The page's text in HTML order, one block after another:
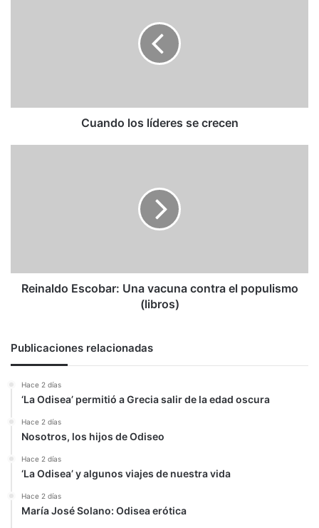
Cuando los líderes se crecen
Reinaldo Escobar: Una vacuna contra el populismo
(libros)
Publicaciones relacionadas
Hace 2 días
‘La Odisea’ permitió a Grecia salir de la edad oscura
Hace 2 días
Nosotros, los hijos de Odiseo
Hace 2 días
‘La Odisea’ y algunos viajes de nuestra vida
Hace 2 días
María José Solano: Odisea erótica